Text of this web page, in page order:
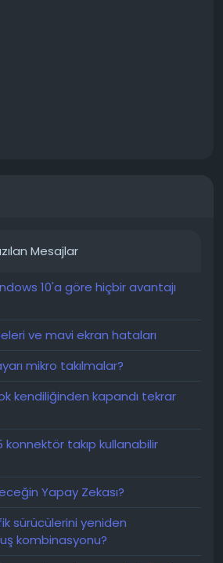
Mesajlar
10'a göre hiçbir avantajı
ve mavi ekran hataları
mikro takılmalar?
kendiliğinden kapandı tekrar
takıp kullanabilir
Yapay Zekası?
sürücülerini yeniden
kombinasyonu?